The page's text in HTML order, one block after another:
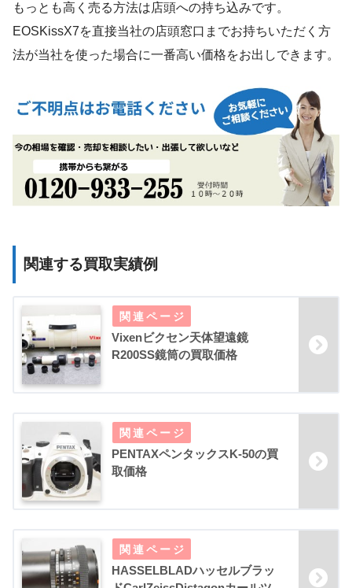
もっとも高く売る方法は店頭への持ち込みです。
EOSKissX7を直接当社の店頭窓口までお持ちいただく方
法が当社を使った場合に一番高い価格をお出しできます。
関連する買取実績例
Vixenビクセン天体望遠鏡
R200SS鏡筒の買取価格
PENTAXペンタックスK-50の買
取価格
HASSELBLADハッセルブラッ